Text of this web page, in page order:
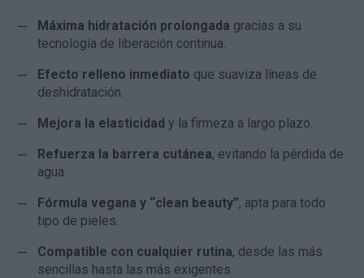
Máxima hidratación prolongada gracias a su
tecnología de liberación continua.
Efecto relleno inmediato que suaviza líneas de
deshidratación.
Mejora la elasticidad y la firmeza a largo plazo.
Refuerza la barrera cutánea, evitando la pérdida de
agua.
Fórmula vegana y “clean beauty”, apta para todo
tipo de pieles.
Compatible con cualquier rutina, desde las más
sencillas hasta las más exigentes.